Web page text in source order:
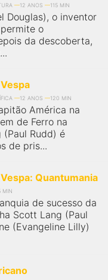
12 ANOS 115 MIN
Douglas), o inventor
o
da descoberta,
12 ANOS 120 MIN
América na
de Ferro na
(Paul Rudd) é
de pris...
Quantumania
MIN
de sucesso da
Scott Lang (Paul
(Evangeline Lilly)